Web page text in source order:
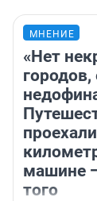
МНЕНИЕ
«Нет
городов,
машине
того